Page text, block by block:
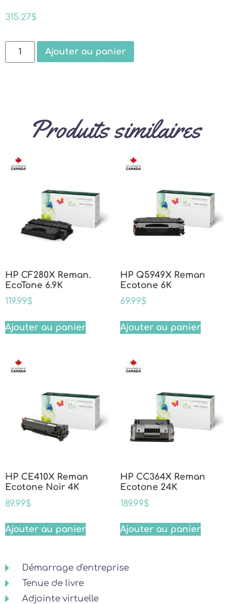
315.27$
Ajouter au panier
Produits similaires
HP CF280X Reman.
EcoTone 6.9K
119.99$
Ajouter au panier
HP Q5949X Reman
Ecotone 6K
69.99$
Ajouter au panier
HP CE410X Reman
Ecotone Noir 4K
89.99$
Ajouter au panier
HP CC364X Reman
Ecotone 24K
189.99$
Ajouter au panier
Démarrage d'entreprise
Tenue de livre
Adjointe virtuelle